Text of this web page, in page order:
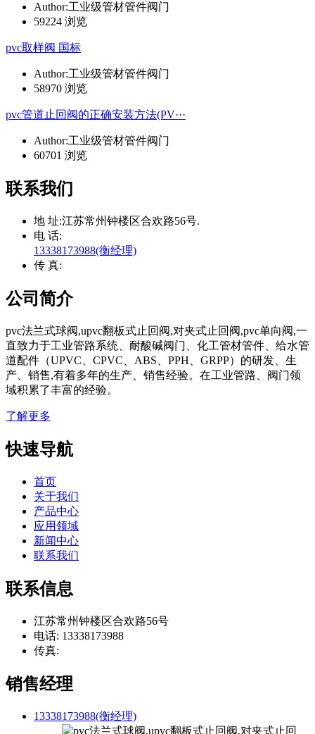
Author:工业级管材管件阀门
59224 浏览
pvc取样阀 国标
Author:工业级管材管件阀门
58970 浏览
pvc管道止回阀的正确安装方法(PV···
Author:工业级管材管件阀门
60701 浏览
联系我们
地 址:江苏常州钟楼区合欢路56号.
电 话:
13338173988(衡经理)
传 真:
公司简介
pvc法兰式球阀,upvc翻板式止回阀,对夹式止回阀,pvc单向阀,一
直致力于工业管路系统、耐酸碱阀门、化工管材管件、给水管
道配件（UPVC、CPVC、ABS、PPH、GRPP）的研发、生
产、销售,有着多年的生产、销售经验。在工业管路、阀门领
域积累了丰富的经验。
了解更多
快速导航
首页
关于我们
产品中心
应用领域
新闻中心
联系我们
联系信息
江苏常州钟楼区合欢路56号
电话: 13338173988
传真:
销售经理
13338173988(衡经理)